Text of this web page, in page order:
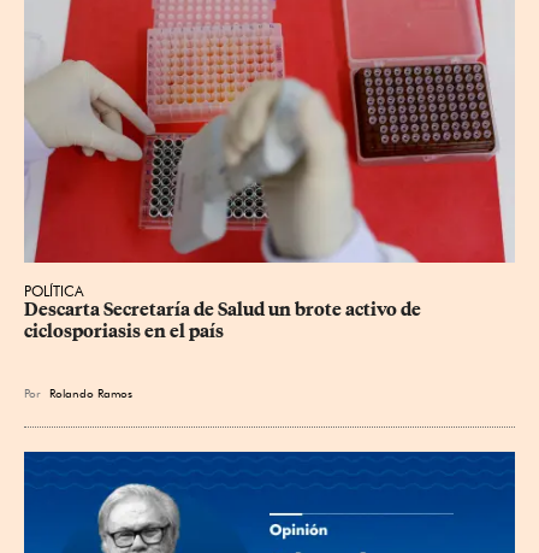
POLÍTICA
Descarta Secretaría de Salud un brote activo de
ciclosporiasis en el país
Por Rolando Ramos